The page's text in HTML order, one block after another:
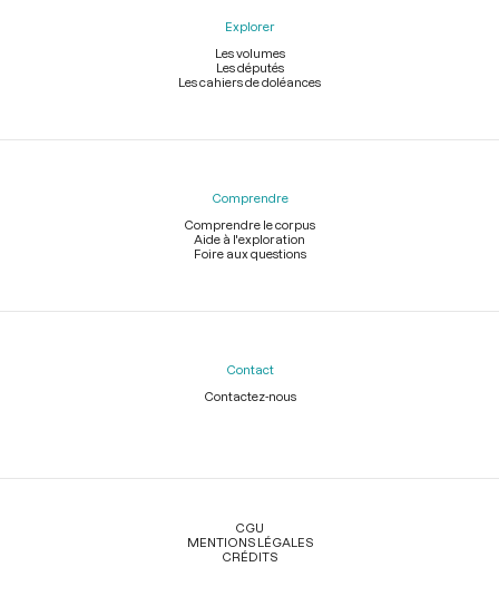
Explorer
Les volumes
Les députés
Les cahiers de doléances
Comprendre
Comprendre le corpus
Aide à l'exploration
Foire aux questions
Contact
Contactez-nous
Légal
CGU
MENTIONS LÉGALES
CRÉDITS